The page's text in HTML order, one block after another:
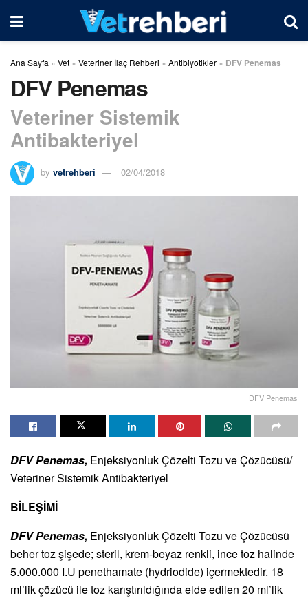
Ana Sayfa » Vet » Veteriner İlaç Rehberi » Antibiyotikler » DFV Penemas
DFV Penemas
Veteriner Sistemik
Antibakteriyel
by vetrehberi 02/04/2018
DFV Penemas
DFV Penemas, Enjeksiyonluk Çözelti Tozu ve Çözücüsü/
Veteriner Sistemik Antibakteriyel
BİLEŞİMİ
DFV Penemas, Enjeksiyonluk Çözelti Tozu ve Çözücüsü
beher toz şişede; steril, krem-beyaz renkli, ince toz halinde
5.000.000 I.U penethamate (hydriodide) içermektedir. 18
ml’lik çözücü ile toz karıştırıldığında elde edilen 20 ml’lik